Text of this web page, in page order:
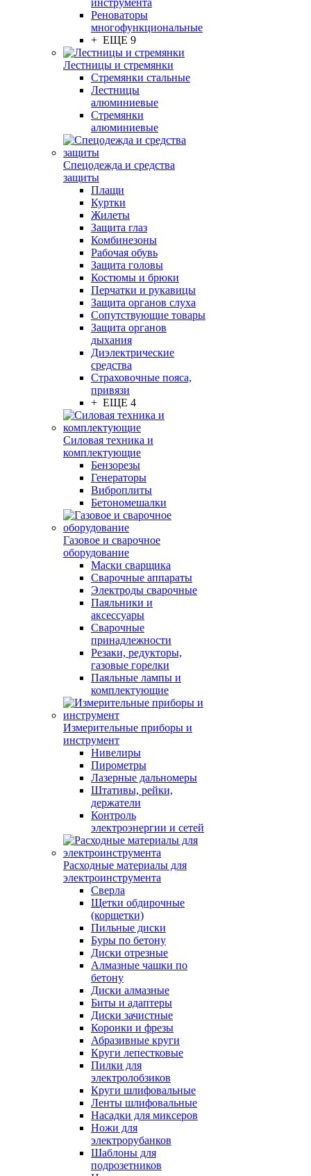
инструмента
Реноваторы
многофункциональные
+ ЕЩЕ 9
Лестницы и стремянки
Стремянки стальные
Лестницы
алюминиевые
Стремянки
алюминиевые
Спецодежда и средства
защиты
Плащи
Куртки
Жилеты
Защита глаз
Комбинезоны
Рабочая обувь
Защита головы
Костюмы и брюки
Перчатки и рукавицы
Защита органов слуха
Сопутствующие товары
Защита органов
дыхания
Диэлектрические
средства
Страховочные пояса,
привязи
+ ЕЩЕ 4
Силовая техника и
комплектующие
Бензорезы
Генераторы
Виброплиты
Бетономешалки
Газовое и сварочное
оборудование
Маски сварщика
Сварочные аппараты
Электроды сварочные
Паяльники и
аксессуары
Сварочные
принадлежности
Резаки, редукторы,
газовые горелки
Паяльные лампы и
комплектующие
Измерительные приборы и
инструмент
Нивелиры
Пирометры
Лазерные дальномеры
Штативы, рейки,
держатели
Контроль
электроэнергии и сетей
Расходные материалы для
электроинструмента
Сверла
Щетки обдирочные
(корщетки)
Пильные диски
Буры по бетону
Диски отрезные
Алмазные чашки по
бетону
Диски алмазные
Биты и адаптеры
Диски зачистные
Коронки и фрезы
Абразивные круги
Круги лепестковые
Пилки для
электролобзиков
Круги шлифовальные
Ленты шлифовальные
Насадки для миксеров
Ножи для
электрорубанков
Шаблоны для
подрозетников